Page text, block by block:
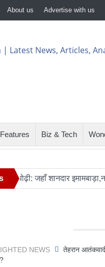
About us Advertise with us
Features Biz & Tech
जहाँ शानदार इमामबाड़ा,नवाबी
NEWS
तेहरान